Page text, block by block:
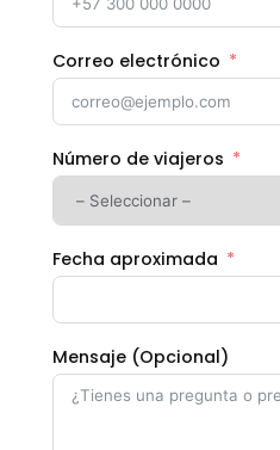
Correo electrónico
Número de viajeros
Fecha aproximada
Mensaje (Opcional)